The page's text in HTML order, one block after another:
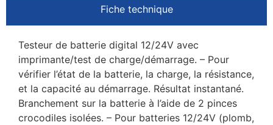
Fiche technique
Testeur de batterie digital 12/24V avec
imprimante/test de charge/démarrage. – Pour
vérifier l’état de la batterie, la charge, la résistance,
et la capacité au démarrage. Résultat instantané.
Branchement sur la batterie à l’aide de 2 pinces
crocodiles isolées. – Pour batteries 12/24V (plomb,